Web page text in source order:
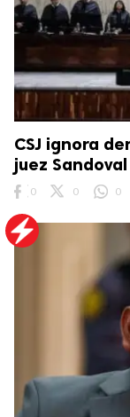
CSJ ignora
juez Sandoval
0 0 0